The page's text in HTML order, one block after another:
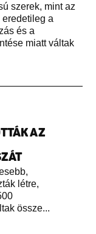
szerek, mint az
a
és a
miatt váltak
AZ
létre,
össze...